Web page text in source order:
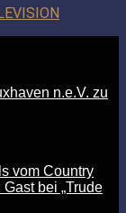
n.e.V. zu
vom Country
bei „Trude